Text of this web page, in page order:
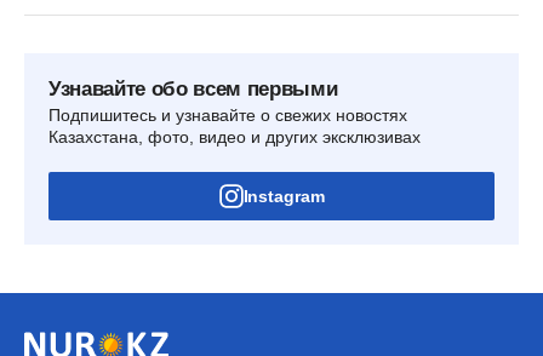
Узнавайте обо всем первыми
Подпишитесь и узнавайте о свежих новостях
Казахстана, фото, видео и других эксклюзивах
Instagram